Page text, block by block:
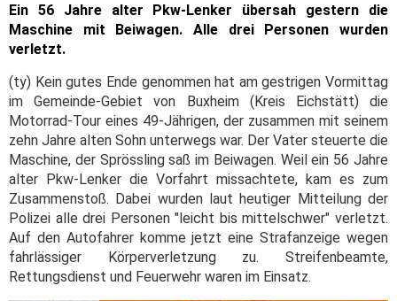
Ein 56 Jahre alter Pkw-Lenker übersah gestern die
Maschine mit Beiwagen. Alle drei Personen wurden
verletzt.
(ty) Kein gutes Ende genommen hat am gestrigen Vormittag
im Gemeinde-Gebiet von Buxheim (Kreis Eichstätt) die
Motorrad-Tour eines 49-Jährigen, der zusammen mit seinem
zehn Jahre alten Sohn unterwegs war. Der Vater steuerte die
Maschine, der Sprössling saß im Beiwagen. Weil ein 56 Jahre
alter Pkw-Lenker die Vorfahrt missachtete, kam es zum
Zusammenstoß. Dabei wurden laut heutiger Mitteilung der
Polizei alle drei Personen "leicht bis mittelschwer" verletzt.
Auf den Autofahrer komme jetzt eine Strafanzeige wegen
fahrlässiger Körperverletzung zu. Streifenbeamte,
Rettungsdienst und Feuerwehr waren im Einsatz.